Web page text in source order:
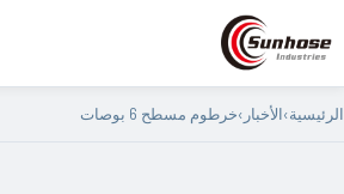
الرئيسية›الأخبار ›خرطوم مسطح 6 بوصات